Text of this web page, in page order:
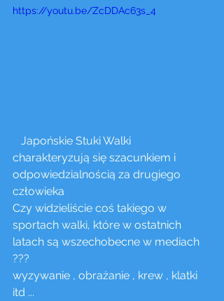
https://youtu.be/ZcDDAc63s_4
charakteryzują się szacunkiem i
odpowiedzialnością za drugiego
człowieka
Czy widzieliście coś takiego w
sportach walki, które w ostatnich
latach są wszechobecne w mediach
???
wyzywanie , obrażanie , krew , klatki
itd ...